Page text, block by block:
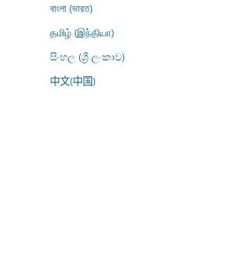
বাংলা (ভারত)
தமிழ் (இந்தியா)
සිංහල (ශ්‍රී ලංකාව)
中文(中国)